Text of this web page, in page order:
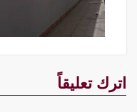
اترك تعليقاً